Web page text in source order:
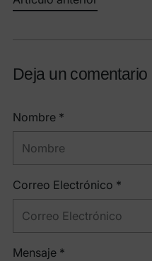
Deja un comentario
Nombre *
Correo Electrónico *
Mensaje *